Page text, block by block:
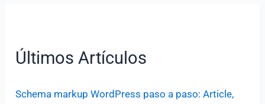
Últimos Artículos
Schema markup WordPress paso a paso: Article,